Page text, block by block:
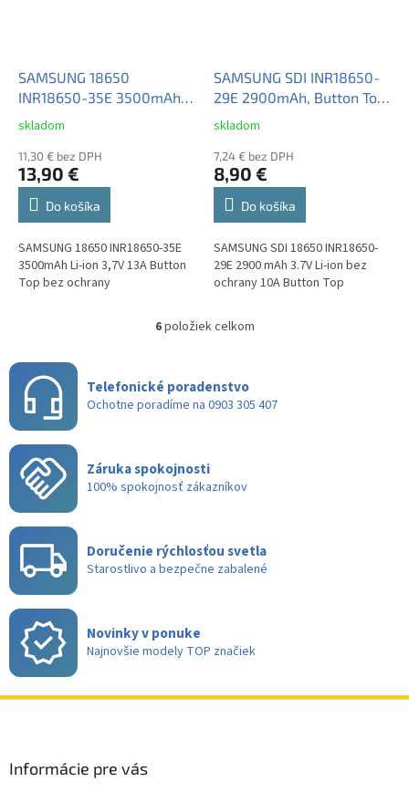
SAMSUNG 18650
INR18650-35E 3500mAh
Li-ion 3,7V 13A Button Top
Priemerné
produktu
je
5,0
hviezdičiek.
skladom
11,30 € bez DPH
13,90 €
Do košíka
SAMSUNG 18650 INR18650-35E
3500mAh Li-ion 3,7V 13A Button
Top bez ochrany
SAMSUNG SDI INR18650-
29E 2900mAh, Button Top
3.7V, bez ochrany, 10A
Priemerné
produktu
je
2,0
hviezdičiek.
skladom
7,24 € bez DPH
8,90 €
Do košíka
SAMSUNG SDI 18650 INR18650-
29E 2900 mAh 3.7V Li-ion bez
ochrany 10A Button Top
O
á
d
e
p
k
y
v
s
6položiek celkom
Telefonické poradenstvo
Ochotne poradíme na 0903 305 407
Záruka spokojnosti
100% spokojnosť zákazníkov
Doručenie rýchlosťou svetla
Starostlivo a bezpečne zabalené
Novinky v ponuke
Najnovšie modely TOP značiek
Informácie pre vás